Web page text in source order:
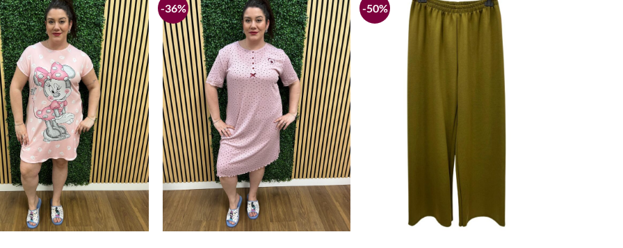
Añadir
a la
lista de
deseos
-36%
Añadir
a la
lista de
deseos
-50%